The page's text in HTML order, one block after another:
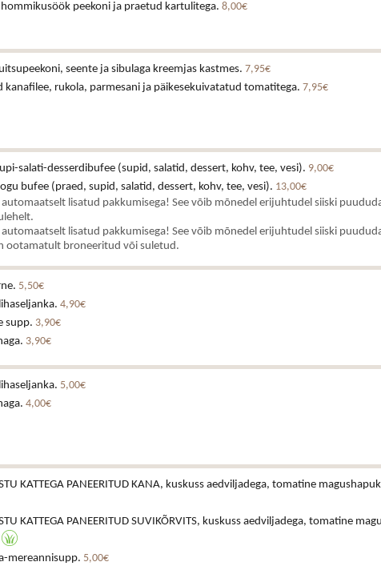
hommikusöök peekoni ja praetud kartulitega. 8,00€
seente ja sibulaga kreemjas kastmes. 7,95€
kanafilee, rukola, parmesani ja päikesekuivatatud tomatitega. 7,95€
salati-desserdibufee (supid, salatid, dessert, kohv, tee, vesi). 9,00€
bufee (praed, supid, salatid, dessert, kohv, tee, vesi). 13,00€
automaatselt lisatud pakkumisega! See võib mõnedel erijuhtudel siiski
automaatselt lisatud pakkumisega! See võib mõnedel erijuhtudel siiski
ootamatult broneeritud või suletud.
5,50€
4,90€
supp. 3,90€
3,90€
5,00€
4,00€
KATTEGA PANEERITUD KANA, kuskuss aedviljadega, tomatine
KATTEGA PANEERITUD SUVIKÕRVITS, kuskuss aedviljadega, tomatine
mereannisupp. 5,00€